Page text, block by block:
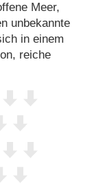
Meer,
unbekannte
in einem
reiche